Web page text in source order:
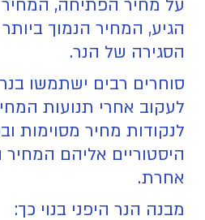
על מחיר הפתיחה, המחיר
הגיע, המחיר הנמוך
הסגירה של הנר.
סוחרים רבים ישתמשו
לעקוב אחרי תנועות
לנקודות מחיר מסוימות
היסטוריים אליהם המחיר
אחרת.
מבנה הנר היפני בנוי כך: